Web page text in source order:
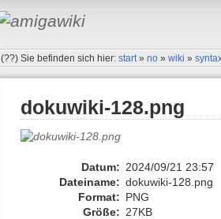
(??)Sie befinden sich hier:start »no »wiki »
dokuwiki-128.png
Datum: 2024/09/21 23:57
Dateiname: dokuwiki-128.png
Format: PNG
Größe: 27KB